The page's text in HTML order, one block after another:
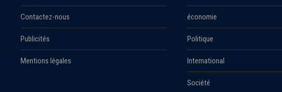
Contactez-nous
Publicités
Mentions légales
économie
Politique
International
Société